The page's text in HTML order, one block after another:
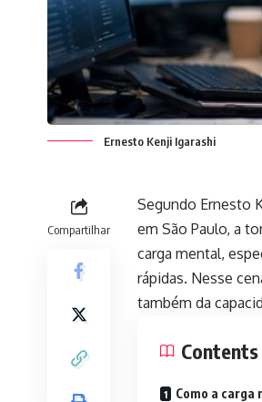
Ernesto Kenji Igarashi
Compartilhar
Segundo Ernesto
em São Paulo, a
carga mental,
rápidas. Nesse
também da
Contents
Como a